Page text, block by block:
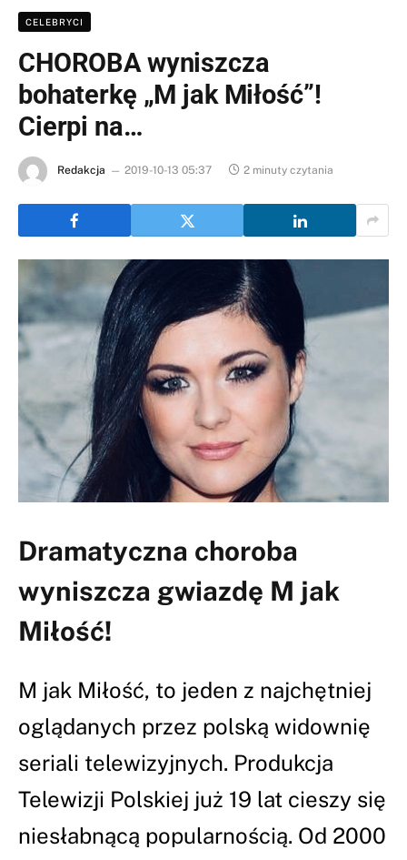
CELEBRYCI
CHOROBA wyniszcza
bohaterkę „M jak Miłość”!
Cierpi na…
Redakcja 2019-10-13 05:37 2 minuty czytania
Dramatyczna choroba
wyniszcza gwiazdę M jak
Miłość!
M jak Miłość, to jeden z najchętniej
oglądanych przez polską widownię
seriali telewizyjnych. Produkcja
Telewizji Polskiej już 19 lat cieszy się
niesłabnącą popularnością. Od 2000